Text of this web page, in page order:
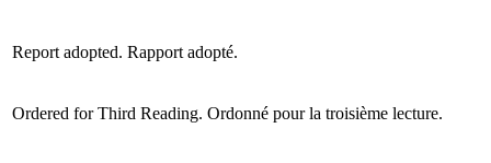
Report adopted. Rapport adopté.
Ordered for Third Reading. Ordonné pour la troisième lecture.